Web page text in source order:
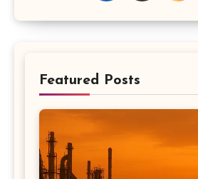
Featured Posts